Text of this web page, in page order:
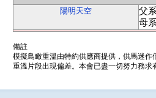
陽明天空
父
母
備註
模擬鳥瞰重溫由特約供應商提供，供馬迷
重溫片段出現偏差。本會已盡一切努力務